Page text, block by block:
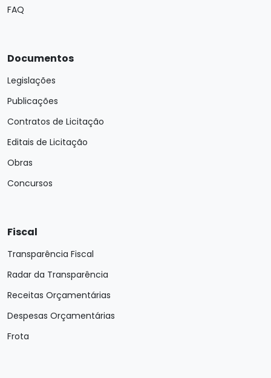
FAQ
Documentos
Legislações
Publicações
Contratos de Licitação
Editais de Licitação
Obras
Concursos
Fiscal
Transparência Fiscal
Radar da Transparência
Receitas Orçamentárias
Despesas Orçamentárias
Frota